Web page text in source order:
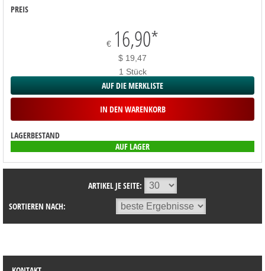
PREIS
€ 16,90*
$ 19,47
1 Stück
AUF DIE MERKLISTE
IN DEN WARENKORB
LAGERBESTAND
AUF LAGER
ARTIKEL JE SEITE:
SORTIEREN NACH: